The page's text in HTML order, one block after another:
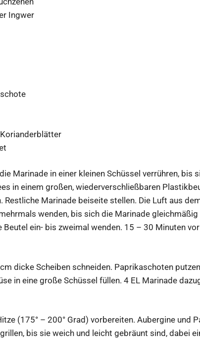
Ingwer
Marinade in einer kleinen Schüssel verrühren, bis
in einem großen, wiederverschließbaren
Restliche Marinade beiseite stellen. Die Luft aus
wenden, bis sich die Marinade
ein- bis zweimal wenden. 15 – 30 Minuten
dicke Scheiben schneiden. Paprikaschoten
in eine große Schüssel füllen. 4 EL Marinade
(175° – 200° Grad) vorbereiten. Aubergine und
bis sie weich und leicht gebräunt sind, dabei